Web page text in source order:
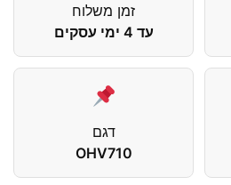
זמן משלוח
עד 4 ימי עסקים
דגם
OHV710